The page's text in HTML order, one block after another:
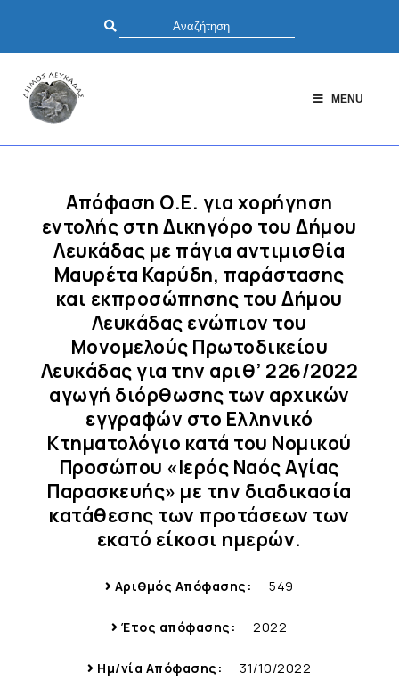
MENU
Απόφαση Ο.Ε. για xορήγηση
εντολής στη Δικηγόρο του Δήμου
Λευκάδας με πάγια αντιμισθία
Μαυρέτα Καρύδη, παράστασης
και εκπροσώπησης του Δήμου
Λευκάδας ενώπιον του
Μονομελούς Πρωτοδικείου
Λευκάδας για την αριθ’ 226/2022
αγωγή διόρθωσης των αρχικών
εγγραφών στο Ελληνικό
Κτηματολόγιο κατά του Νομικού
Προσώπου «Ιερός Ναός Αγίας
Παρασκευής» με την διαδικασία
κατάθεσης των προτάσεων των
εκατό είκοσι ημερών.
Αριθμός Απόφασης: 549
Έτος απόφασης: 2022
Ημ/νία Απόφασης: 31/10/2022